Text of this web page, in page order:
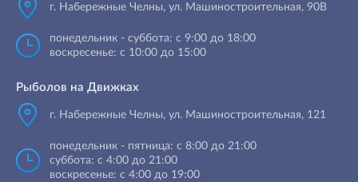
г. Набережные Челны, ул. Машиностроительная, 90B
понедельник - суббота: с 9:00 до 18:00
воскресенье: с 10:00 до 15:00
Рыболов на Движках
г. Набережные Челны, ул. Машиностроительная, 121
понедельник - пятница: с 8:00 до 21:00
суббота: с 4:00 до 21:00
воскресенье: с 4:00 до 19:00